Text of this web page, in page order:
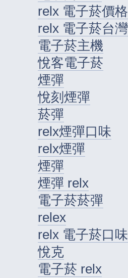
relx 電子菸價格
relx 電子菸台灣
電子菸主機
悅客電子菸
煙彈
悅刻煙彈
菸彈
relx煙彈口味
relx煙彈
煙彈
煙彈 relx
電子菸菸彈
relex
relx 電子菸口味
悅克
電子菸 relx